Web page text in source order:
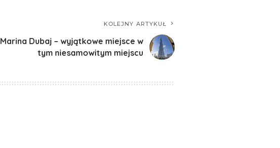
KOLEJNY ARTYKUŁ
Marina Dubaj – wyjątkowe miejsce w
tym niesamowitym miejscu